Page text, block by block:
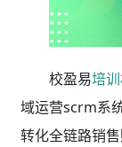
校盈易培
域运营scrm系
转化全链路销